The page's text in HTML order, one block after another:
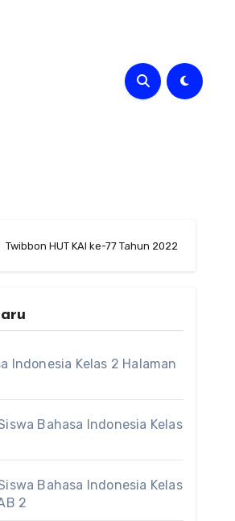
Twibbon HUT KAI ke-77 Tahun 2022
Indonesia Kelas 2 Halaman
Bahasa Indonesia Kelas
Bahasa Indonesia Kelas
2